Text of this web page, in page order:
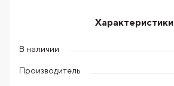
Характеристики
В наличии
Производитель